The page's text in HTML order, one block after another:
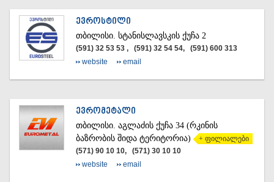
ᲔᲕᲠᲝᲡᲢᲘᲚᲘ
ᲗᲑᲘᲚᲘᲡᲘ. სტანისლავსკის ქუჩა 2
(591) 32 53 53 , (591) 32 54 54, (591) 600 313
website
email
ᲔᲕᲠᲝᲛᲔᲢᲐᲚᲘ
ᲗᲑᲘᲚᲘᲡᲘ. აგლაძის ქუჩა 34 (რკინის
ბაზრობის შიდა ტერიტორია) + ფილიალები
(571) 90 10 10, (571) 30 10 10
website
email